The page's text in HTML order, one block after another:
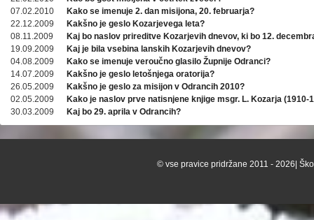
07.02.2010
Kako se imenuje 2. dan misijona, 20. februarja?
22.12.2009
Kakšno je geslo Kozarjevega leta?
08.11.2009
Kaj bo naslov prireditve Kozarjevih dnevov, ki bo 12.
19.09.2009
Kaj je bila vsebina lanskih Kozarjevih dnevov?
04.08.2009
Kako se imenuje veroučno glasilo Župnije Odranci?
14.07.2009
Kakšno je geslo letošnjega oratorija?
26.05.2009
Kakšno je geslo za misijon v Odrancih 2010?
02.05.2009
Kako je naslov prve natisnjene knjige msgr. L. Kozarja (1910-
30.03.2009
Kaj bo 29. aprila v Odrancih?
© vse pravice pridržane 2011 - 2026|